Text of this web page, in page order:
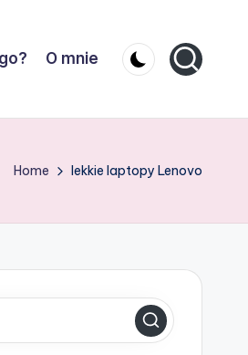
O mnie
Home lekkie laptopy Lenovo